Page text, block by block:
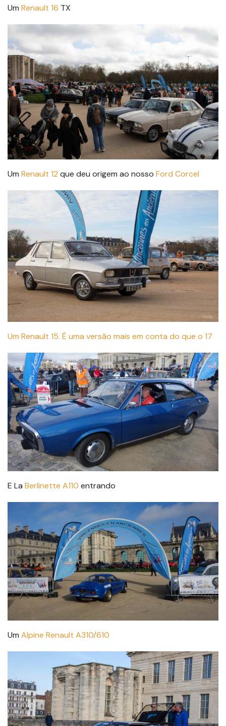
Um Renault 16 TX
Um Renault 12 que deu origem ao nosso Ford Corcel
Um Renault 15. É uma versão mais em conta do que o 17
E La Berlinette A110 entrando
Um Alpine Renault A310/610